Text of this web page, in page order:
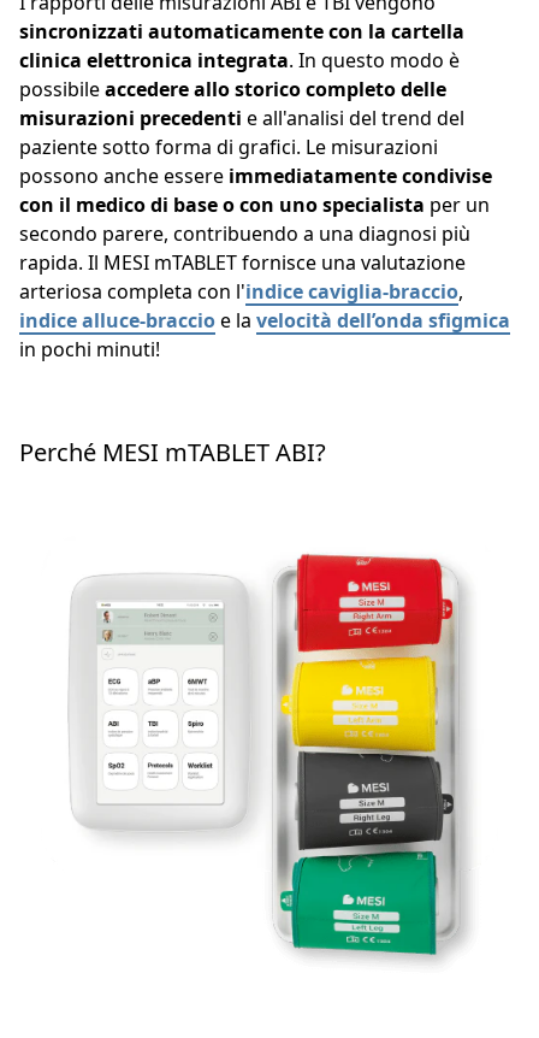
sincronizzati automaticamente con la cartella
clinica elettronica integrata. In questo modo è
possibileaccedere allo storico completo delle
misurazioni precedenti e all'analisi del trend del
paziente sotto forma di grafici. Le misurazioni
possono anche essere immediatamente condivise
con il medico di base o con uno specialista per un
secondo parere, contribuendo a una diagnosi più
rapida. Il MESI mTABLET fornisce una valutazione
arteriosa completa con l'indice caviglia-braccio,
indice alluce-braccioe la velocità dell’onda sfigmica
in pochi minuti!
Perché MESI mTABLET ABI?